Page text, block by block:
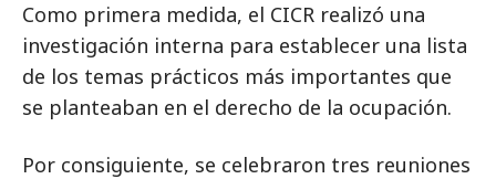
Como primera medida, el CICR realizó una
investigación interna para establecer una lista
de los temas prácticos más importantes que
se planteaban en el derecho de la ocupación.
Por consiguiente, se celebraron tres reuniones